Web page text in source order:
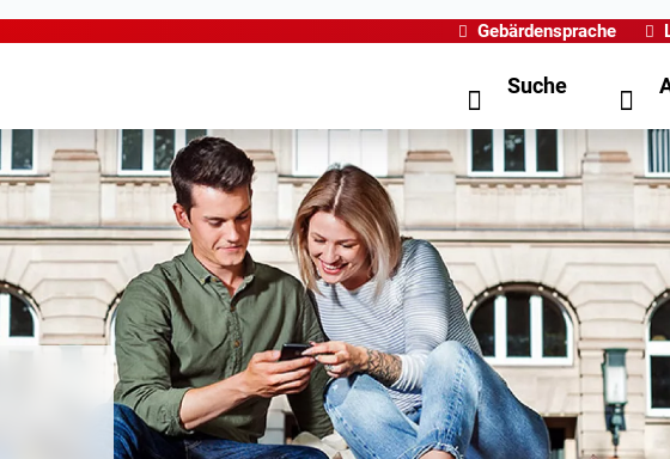
Gebärdensprache
Suche